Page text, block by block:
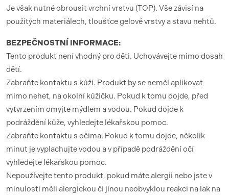
Je však nutné obrousit vrchní vrstvu (TOP). Vše závisí na
použitých materiálech, tloušťce gelové vrstvy a stavu nehtů.
BEZPEČNOSTNÍ INFORMACE:
Tento produkt není vhodný pro děti. Uchovávejte mimo dosah
dětí.
Zabraňte kontaktu s kůží. Produkt by se neměl aplikovat
mimo nehet, na okolní kůžičku. Pokud k tomu dojde, před
vytvrzením omyjte mýdlem a vodou. Pokud dojde k
podráždění kůže, vyhledejte lékařskou pomoc.
Zabraňte kontaktu s očima. Pokud k tomu dojde, několik
minut je vyplachujte vodou a v případě podráždění očí
vyhledejte lékařskou pomoc.
Nepoužívejte tento produkt, pokud máte alergii nebo jste v
minulosti měli alergickou či jinou neobvyklou reakci na lak na